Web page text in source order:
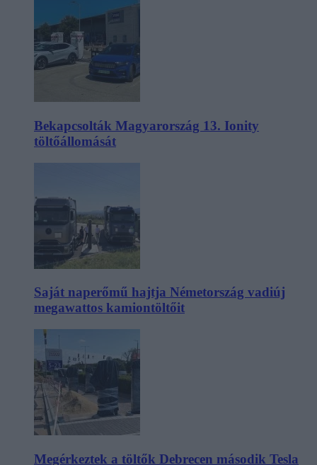
Bekapcsolták Magyarország 13. Ionity
töltőállomását
Saját naperőmű hajtja Németország vadiúj
megawattos kamiontöltőit
Megérkeztek a töltők Debrecen második Tesla